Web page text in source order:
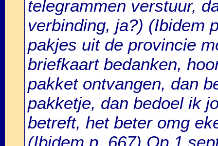
telegrammen verstuur,
verbinding, ja?) (Ibidem
pakjes uit de provincie
briefkaart bedanken,
pakket ontvangen, dan
pakketje, dan bedoel ik
betreft, het beter omg
(Ibidem p. 667) Op 1